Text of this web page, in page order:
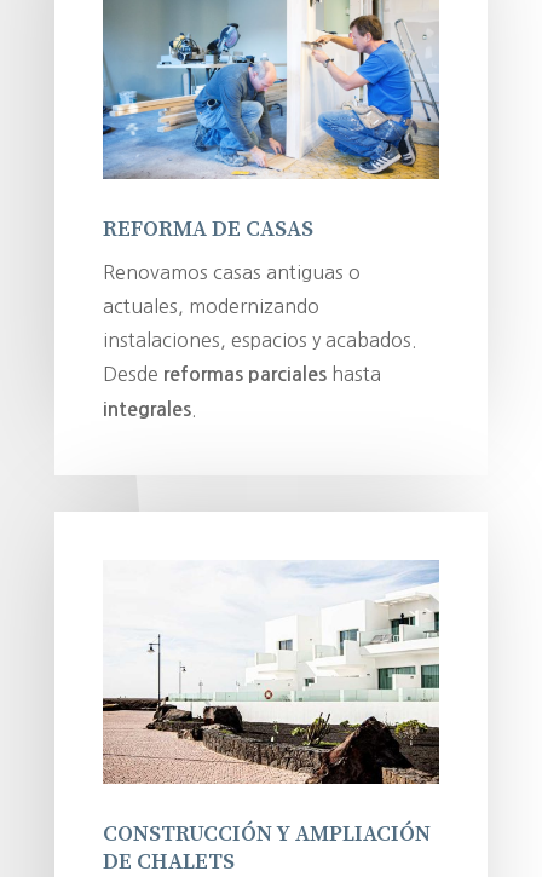
REFORMA DE CASAS
Renovamos casas antiguas o
actuales, modernizando
instalaciones, espacios y acabados.
Desde reformas parcialeshasta
integrales.
CONSTRUCCIÓN Y AMPLIACIÓN
DE CHALETS